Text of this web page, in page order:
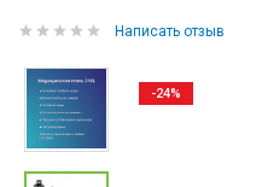
Написать отзыв
-24%